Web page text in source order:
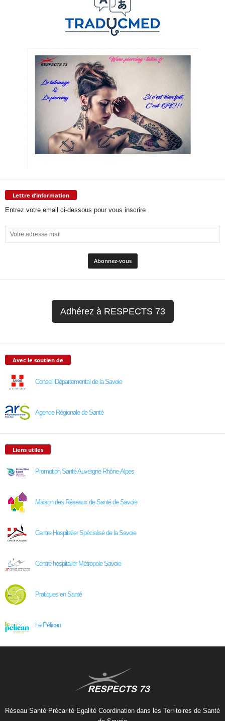
Lettre d’information
Entrez votre email ci-dessous pour vous inscrire
Adhérez à RESPECTS 73
Avec le soutien de
Conseil Départemental de la Savoie
Agence Régionale de Santé
Liens utiles
Promotion Santé Auvergne Rhône-Alpes
Maison des Réseaux de Santé de Savoie
Centre Hospitalier Spécialisé de la Savoie
Centre hospitalier Métropole Savoie
Pratiques en Santé
Le Pélican
Réseau Santé Précarité Egalité Coordination dans les Territoires de Santé